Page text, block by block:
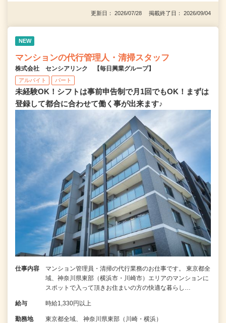
更新日： 2026/07/28 掲載終了日： 2026/09/04
NEW
マンションの代行管理人・清掃スタッフ
株式会社 センシアリンク 【毎日興業グループ】
アルバイト パート
未経験OK！シフトは事前申告制で月1回でもOK！まずは
登録して都合に合わせて働く事が出来ます♪
仕事内容
マンション管理員・清掃の代行業務のお仕事です。 東京都全
域、神奈川県東部（横浜市・川崎市）エリアのマンションに
スポットで入って頂きお住まいの方の快適な暮らし…
給与 時給1,330円以上
勤務地 東京都全域、 神奈川県東部（川崎・横浜）